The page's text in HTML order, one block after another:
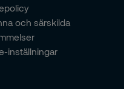
och särskilda
inställningar